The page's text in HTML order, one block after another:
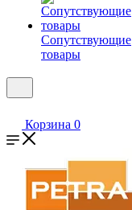
Сопутствующие
товары
Корзина 0